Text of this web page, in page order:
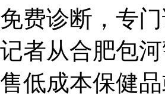
免费诊断，专
记者从合肥包
售低成本保健